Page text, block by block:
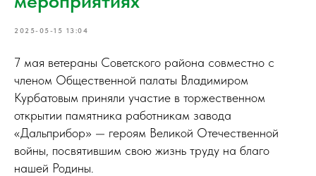
2025-05-15 13:04
7 мая ветераны Советского района совместно с
членом Общественной палаты Владимиром
Курбатовым приняли участие в торжественном
открытии памятника работникам завода
«Дальприбор» — героям Великой Отечественной
войны, посвятившим свою жизнь труду на благо
нашей Родины.